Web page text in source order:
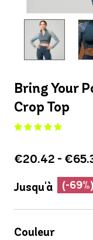
Bring Your
Crop Top
€20.42 -
Jusqu'à (-69%)
Couleur